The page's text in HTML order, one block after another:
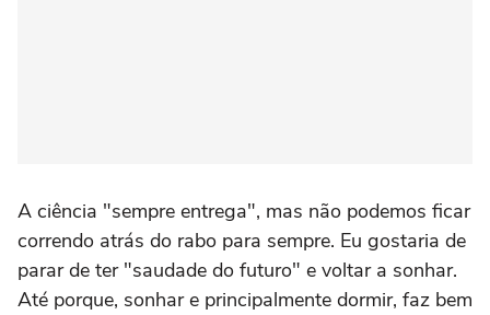
A ciência "sempre entrega", mas não podemos ficar
correndo atrás do rabo para sempre. Eu gostaria de
parar de ter "saudade do futuro" e voltar a sonhar.
Até porque, sonhar e principalmente dormir, faz bem